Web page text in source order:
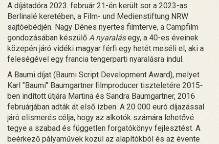
A díjátadóra 2023. február 21-én került sor a 2023-as
Berlinalé keretében, a Film- und Medienstiftung NRW
sajtóebédjén. Nagy Dénes nyertes filmterve, a Campfilm
gondozásában készülő A nyaralásegy, a 40-es éveinek
közepén járó vidéki magyar férfi egy hetét meséli el, aki a
feleségével egy francia tengerparti nyaralásra indul.
A Baumi díjat (Baumi Script Development Award), melyet
Karl "Baumi" Baumgartner filmproducer tiszteletére 2015-
ben indított útjára Martina és Sandra Baumgartner, 2016
februárjában adták át első ízben. A 20 000 euró díjazással
járó elismerés célja, hogy az alkotók számára lehetővé
tegye a szabad és független forgatókönyv fejlesztést. A
beérkező pályaművek közül az alapítókból és az évente